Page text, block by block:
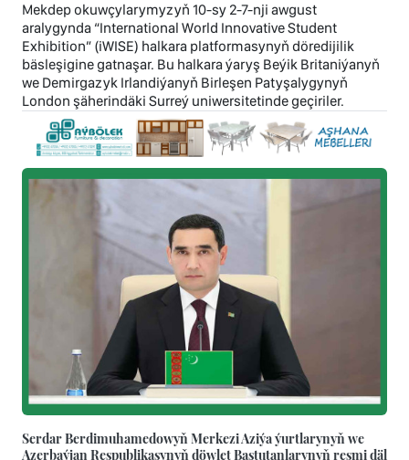
Mekdep okuwçylarymyzyň 10-sy 2-7-nji awgust
aralygynda “International World Innovative Student
Exhibition” (iWISE) halkara platformasynyň döredijilik
bäsleşigine gatnaşar. Bu halkara ýaryş Beýik Britaniýanyň
we Demirgazyk Irlandiýanyň Birleşen Patyşalygynyň
London şäherindäki Surreý uniwersitetinde geçiriler.
Serdar Berdimuhamedowyň Merkezi Aziýa ýurtlarynyň we
Azerbaýjan Respublikasynyň döwlet Baştutanlarynyň resmi däl